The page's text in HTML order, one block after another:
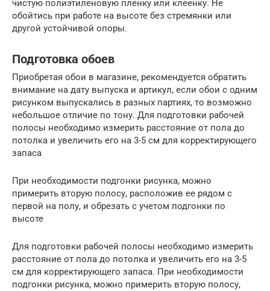
чистую полиэтиленовую пленку или клеенку. Не
обойтись при работе на высоте без стремянки или
другой устойчивой опоры.
Подготовка обоев
Приобретая обои в магазине, рекомендуется обратить
внимание на дату выпуска и артикул, если обои с одним
рисунком выпускались в разных партиях, то возможно
небольшое отличие по тону. Для подготовки рабочей
полосы необходимо измерить расстояние от пола до
потолка и увеличить его на 3-5 см для корректирующего
запаса
При необходимости подгонки рисунка, можно
примерить вторую полосу, расположив ее рядом с
первой на полу, и обрезать с учетом подгонки по
высоте
Для подготовки рабочей полосы необходимо измерить
расстояние от пола до потолка и увеличить его на 3-5
см для корректирующего запаса. При необходимости
подгонки рисунка, можно примерить вторую полосу,